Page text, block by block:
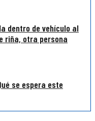
dentro de vehículo al
riña, otra persona
se espera este